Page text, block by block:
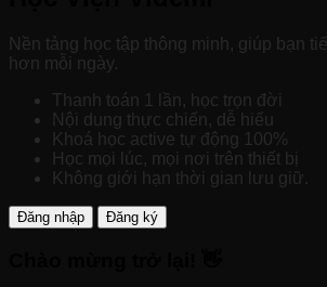
Nền tảng học tập thông minh, giúp bạn
hơn mỗi ngày.
Thanh toán 1 lần, học trọn đời
Nội dung thực chiến, dễ hiểu
Khoá học active tự động 100%
Học mọi lúc, mọi nơi trên thiết bị
Không giới hạn thời gian lưu giữ.
Đăng nhập Đăng ký